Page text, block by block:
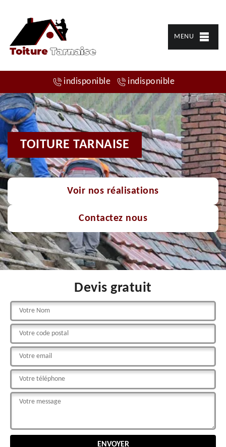
MENU
indisponible indisponible
TOITURE TARNAISE
Voir nos réalisations
Contactez nous
Devis gratuit